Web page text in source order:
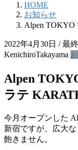
HOME
お知らせ
Alpen TOKYO
2022年4月30日 / 最
KenichiroTakayama
Alpen
ラテ
今月オープンした
新宿ですが、広大な
飽きません。